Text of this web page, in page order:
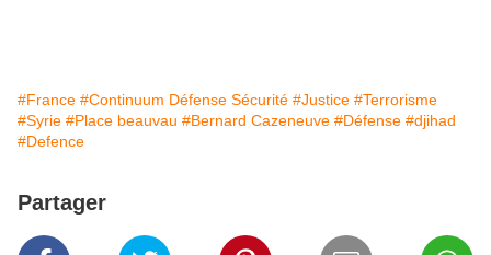
#France #Continuum Défense Sécurité #Justice #Terrorisme
#Syrie #Place beauvau #Bernard Cazeneuve #Défense #djihad
#Defence
Partager